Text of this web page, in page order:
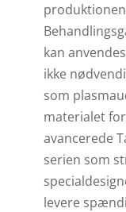
kan
ikke
som
materialet
avancerede
serien som
levere